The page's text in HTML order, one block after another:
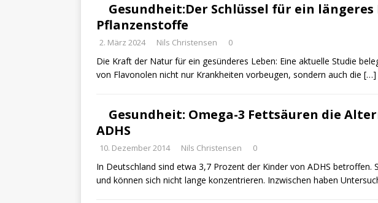
Gesundheit:Der Schlüssel für ein längeres
Pflanzenstoffe
2. März 2024 Nils Christensen 0
Die Kraft der Natur für ein gesünderes Leben: Eine aktuelle Studie
von Flavonolen nicht nur Krankheiten vorbeugen, sondern auch die […]
Gesundheit: Omega-3 Fettsäuren die
ADHS
10. Dezember 2014 Nils Christensen 0
In Deutschland sind etwa 3,7 Prozent der Kinder von ADHS betroffen.
und können sich nicht lange konzentrieren. Inzwischen haben